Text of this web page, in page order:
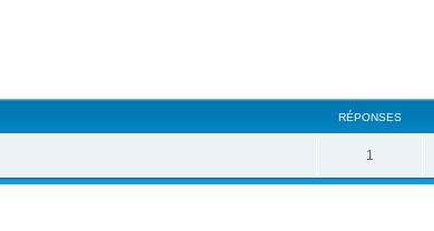
RÉPONSES
1